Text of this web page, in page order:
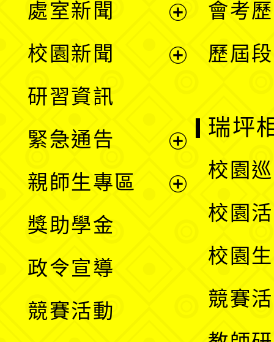
處室新聞
單
校園新聞
選
單
研習資訊
緊急通告
親師生專區
獎助學金
政令宣導
競賽活動
會考
歷屆
瑞坪
校園
校園
校園
競賽